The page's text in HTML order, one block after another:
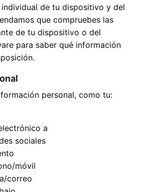
de tu dispositivo y del
que compruebes las
de tu dispositivo o del
para saber qué información
personal, como tu:
a
sociales
móvil
correo